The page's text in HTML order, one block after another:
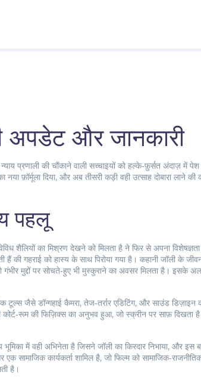
अपडेट और जानकारी
प्रणाली की चौंकाने वाली सच्चाइयों को हल्के‑फ़ुर्सत अंदाज़ में
फ़ॉर्मूला दिया, और अब तीसरी कड़ी वही उत्साह दोबारा लाने की
पहलू
शैलियों का मिश्रण देखने को मिलता है ने फिर से अपना
हैंकी गहराई को हास्य के साथ पिरोया गया है। कहानी जॉली के
मुद्दों पर सोचते‑हुए भी मुस्कुराने का अवसर मिलता है। इसके
जैसे डॉन्गहाई कैमरा, तेज‑तर्रार एडिटिंग, और साउंड डिज़ाइन
की फिज़िक्स का अनुभव हुआ, जो स्क्रीन पर साफ़ दिखता
में वही अभिनेता है जिसने जॉली का किरदार निभाया, और इस
कार्यकर्ता शामिल है, जो फिल्म को
है।